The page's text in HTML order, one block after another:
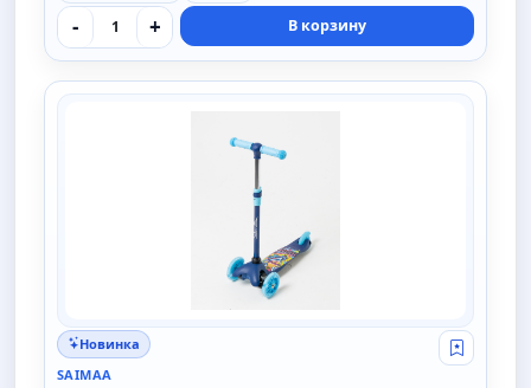
- + В корзину
SAIMAA
Новинка
Свой
SAIMAA